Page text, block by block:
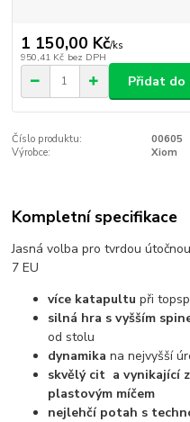
1 150,00 Kč/ks
950,41 Kč bez DPH
Přidat do
Číslo produktu:
00605
Výrobce:
Xiom
Kompletní specifikace
Jasná volba pro tvrdou
7 EU
více katapultu při
silná hra s vyšším
od stolu
dynamika na nejvyšší
skvělý cit a vynikající
plastovým míčem
nejlehčí potah s